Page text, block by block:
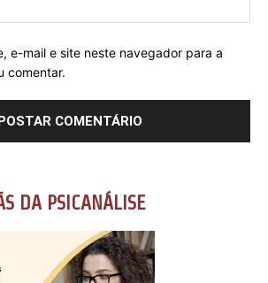
e-mail e site neste navegador para a
comentar.
DA PSICANÁLISE